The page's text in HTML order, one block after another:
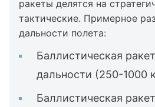
ракеты делятся на
тактические. Примерное
дальности полета:
Баллистическая
дальности (250-1000
Баллистическая